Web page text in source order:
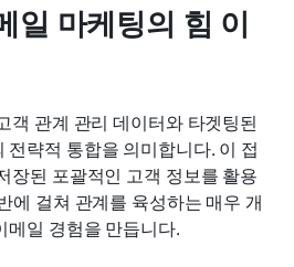
일 마케팅의 힘 이
전략적 통합을 의미합니다. 이 접
장된 포괄적인 고객 정보를 활용
에 걸쳐 관계를 육성하는 매우 개
메일 경험을 만듭니다.